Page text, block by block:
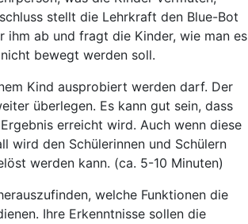
stellt die Lehrkraft den Blue-Bot
ihm ab und fragt die Kinder, wie man es
bewegt werden soll.
Kind ausprobiert werden darf. Der
überlegen. Es kann gut sein, dass
erreicht wird. Auch wenn diese
wird den Schülerinnen und Schülern
werden kann. (ca. 5-10 Minuten)
welche Funktionen die
Ihre Erkenntnisse sollen die